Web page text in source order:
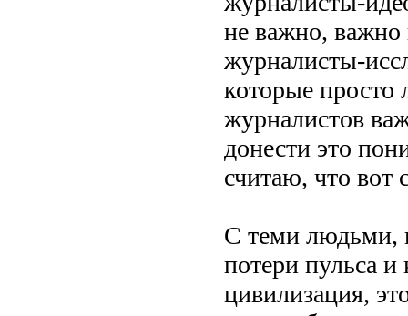
не важно,
журналисты-
которые просто
журналистов
донести это
считаю, что вот
С теми людьми,
потери пульса и
цивилизация,